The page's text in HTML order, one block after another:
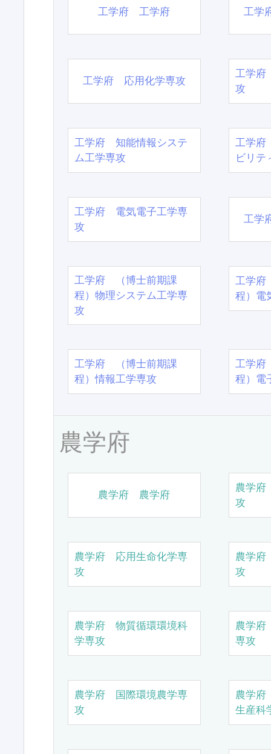
工学府 工学府 工学
工学府 応用化学専攻
工学府
攻
工学府 知能情報システ
ム工学専攻
工学府
ビリテ
工学府 電気電子工学専
攻
工学
工学府 （博士前期課
程）物理システム工学専
攻
工学
程）電
工学府 （博士前期課
程）情報工学専攻
工学
程）電
農学府
農学府 農学府
農学
攻
農学府 応用生命化学専
攻
農学
攻
農学府 物質循環環境科
学専攻
農学
専攻
農学府 国際環境農学専
攻
農学
生産科